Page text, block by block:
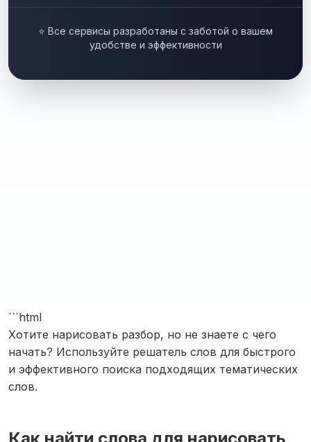
⭐ Все сервисы разработаны с заботой о вашем
удобстве и эффективности
```html
Хотите нарисовать разбор, но не знаете с чего
начать? Используйте решатель слов для быстрого
и эффективного поиска подходящих тематических
слов.